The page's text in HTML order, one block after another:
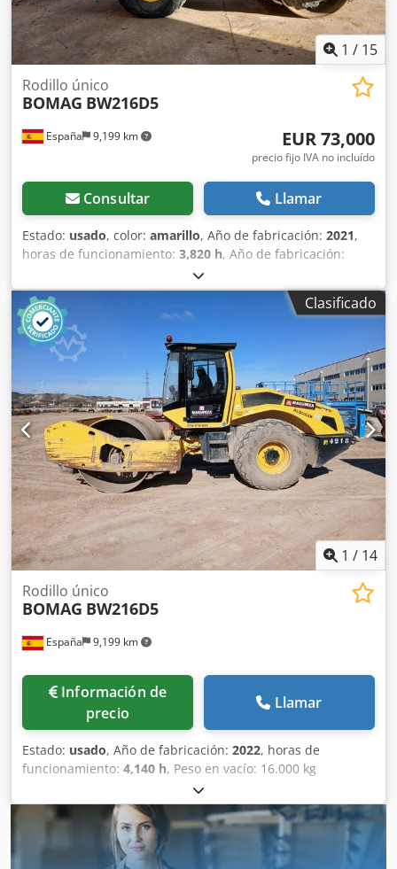
1 / 15
España 9,199 km
Rodillo único
BOMAG BW216D5
EUR 73,000
precio fijo IVA no incluído
Consultar Llamar
Estado: usado, color: amarillo, Año de fabricación: 2021,
horas de funcionamiento: 3,820 h, Año de fabricación:
2021 Peso en vacío: 16.000 kg Dimensiones (lxanxal): 622 x
230 x 299 cm Tipo de motor: Deutz DEUTZ TCD4.1 L-4
Ubicación: Sagunto (Valencia) Rodillo de compactación
usado, de hombre sentado marca Bomag , modelo BW216
D5 . Se trata de una apisonadora de ruedas y un solo
tambor de 16 toneladas. Este versátil compactador se
adapta sin problema a cualquier lugar del trabajo,
proporcionando resultados de compactación y
apisonamiento líderes del sector en obras pequeñas o
medianas, en trabajos de construcción de infraestructura
de transporte como carreteras o construcción de edificios.
El rodillo compactador de ocasión BW216 D5 tiene un peso
de 15.990 kg. y una anchura de tambor de 2,13 m. Crjdox
Sqhiepfx Agmsf Ancho de tambor: 2.130 mm Diámetro de
tambor: 1.500 mm Capacidad de depósito: 250 l Amplitud:
2,10/1,10 mm CE
Clasificado
1 / 14
España 9,199 km
Rodillo único
BOMAG BW216D5
Información de
precio
Llamar
Estado: usado, Año de fabricación: 2022, horas de
funcionamiento: 4,140 h, Peso en vacío: 16.000 kg
Dimensiones (lxanxal): 622 x 230 x 299 cm Ubicación: El
Burgo de Ebro (Zaragoza) Rodillo de compactación usado,
de hombre sentado marca Bomag , modelo BW216 D5
Csdpfx Aszi Eb Nsgmsrf . Se trata de una apisonadora de
ruedas y un solo tambor de 16 toneladas. Este versátil